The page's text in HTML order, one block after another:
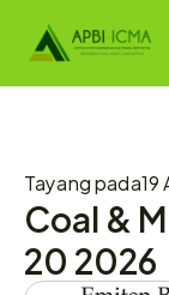
Tayang pada19
Coal &
20 2026